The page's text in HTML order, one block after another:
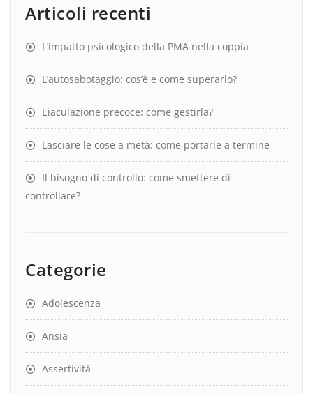
Articoli recenti
L’impatto psicologico della PMA nella coppia
L’autosabotaggio: cos’è e come superarlo?
Eiaculazione precoce: come gestirla?
Lasciare le cose a metà: come portarle a termine
Il bisogno di controllo: come smettere di
controllare?
Categorie
Adolescenza
Ansia
Assertività